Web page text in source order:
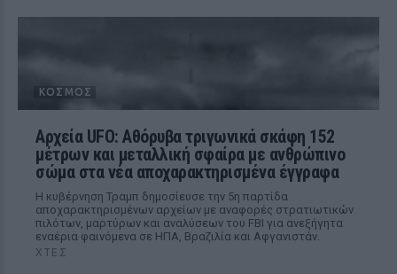
ΚΌΣΜΟΣ
Αρχεία UFO: Αθόρυβα τριγωνικά σκάφη 152
μέτρων και μεταλλική σφαίρα με ανθρώπινο
σώμα στα νέα αποχαρακτηρισμένα έγγραφα
Η κυβέρνηση Τραμπ δημοσίευσε την 5η παρτίδα
αποχαρακτηρισμένων αρχείων με αναφορές στρατιωτικών
πιλότων, μαρτύρων και αναλύσεων του FBI για ανεξήγητα
εναέρια φαινόμενα σε ΗΠΑ, Βραζιλία και Αφγανιστάν.
ΧΤΕΣ